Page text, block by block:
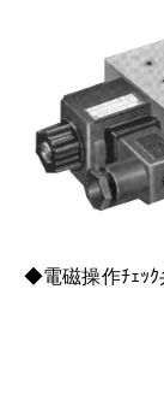
◆電磁操作ﾁｪｯｸ